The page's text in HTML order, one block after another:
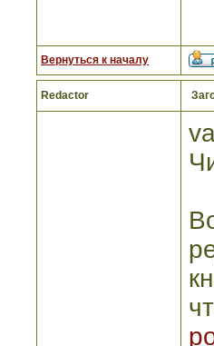
Вернуться к началу
Redactor